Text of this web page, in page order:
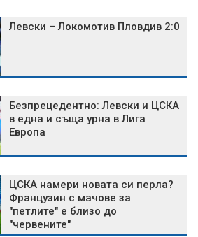
Левски – Локомотив Пловдив 2:0
Безпрецедентно: Левски и ЦСКА
в една и съща урна в Лига
Европа
ЦСКА намери новата си перла?
Французин с мачове за
"петлите" е близо до
"червените"